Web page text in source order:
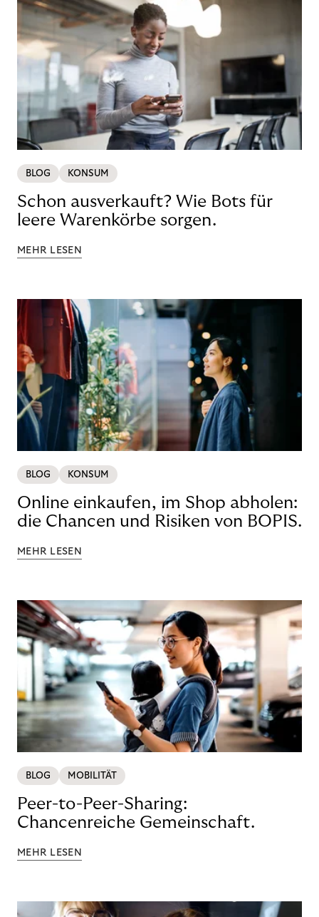
BLOG KONSUM
Schon ausverkauft? Wie Bots für
leere Warenkörbe sorgen.
MEHR LESEN
BLOG KONSUM
Online einkaufen, im Shop abholen:
die Chancen und Risiken von BOPIS.
MEHR LESEN
BLOG MOBILITÄT
Peer-to-Peer-Sharing:
Chancenreiche Gemeinschaft.
MEHR LESEN